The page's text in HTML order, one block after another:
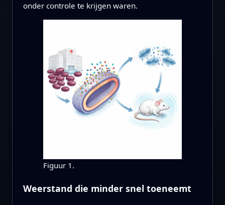
onder controle te krijgen waren.
Figuur 1.
Weerstand die minder snel toeneemt